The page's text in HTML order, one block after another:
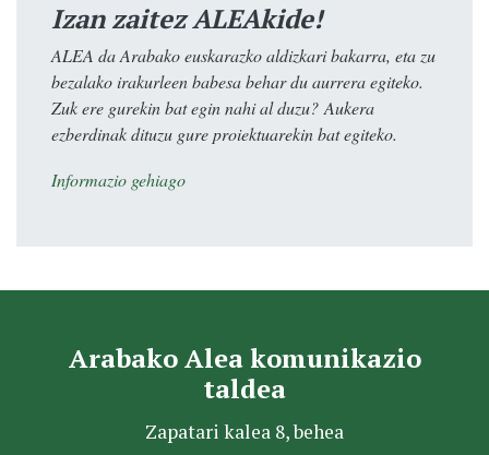
Izan zaitez ALEAkide!
ALEA da Arabako euskarazko aldizkari bakarra, eta zu
bezalako irakurleen babesa behar du aurrera egiteko.
Zuk ere gurekin bat egin nahi al duzu? Aukera
ezberdinak dituzu gure proiektuarekin bat egiteko.
Informazio gehiago
Arabako Alea komunikazio
taldea
Zapatari kalea 8, behea